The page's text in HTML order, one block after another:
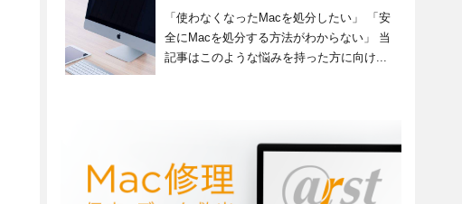
「使わなくなったMacを処分したい」 「安
全にMacを処分する方法がわからない」 当
記事はこのような悩みを持った方に向け...